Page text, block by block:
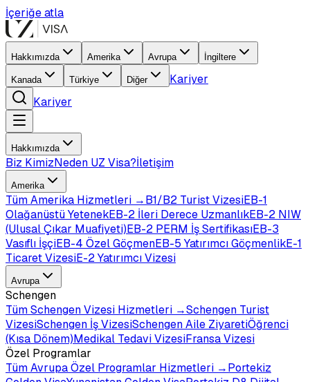
İçeriğe atla
Hakkımızda Amerika Avrupa İngiltere
Kanada Türkiye Diğer
Kariyer
Kariyer
Hakkımızda
Biz KimizNeden UZ Visa?İletişim
Amerika
TümAmerika Hizmetleri →B1/B2 Turist VizesiEB-1
Olağanüstü YetenekEB-2 İleri Derece UzmanlıkEB-2 NIW
(Ulusal Çıkar Muafiyeti)EB-2 PERM İş SertifikasıEB-3
Vasıflı İşçiEB-4 Özel GöçmenEB-5 Yatırımcı GöçmenlikE-1
Ticaret VizesiE-2 Yatırımcı Vizesi
Avrupa
Schengen
TümSchengen Vizesi Hizmetleri →Schengen Turist
VizesiSchengen İş VizesiSchengen Aile ZiyaretiÖğrenci
(Kısa Dönem)Medikal Tedavi VizesiFransa Vizesi
Özel Programlar
TümAvrupa Özel Programlar Hizmetleri →Portekiz